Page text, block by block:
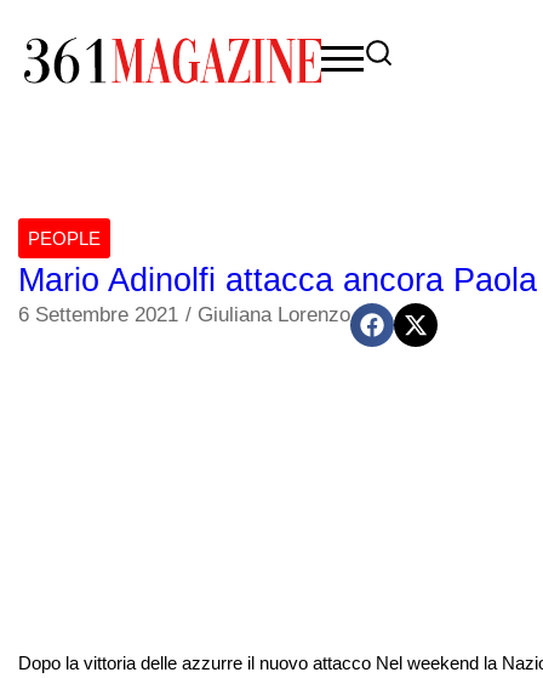
PEOPLE
Mario Adinolfi attacca ancora
6 Settembre 2021 / Giuliana Lorenzo
Dopo la vittoria delle azzurre il nuovo attacco Nel weekend la